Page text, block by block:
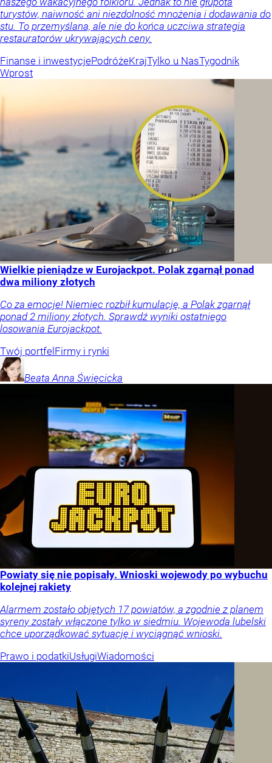
turystów, naiwność ani niezdolność mnożenia i dodawania do
stu. To przemyślana, ale nie do końca uczciwa strategia
restauratorów ukrywających ceny.
Finanse i inwestycjePodróżeKrajTylko u NasTygodnik
Wprost
Wielkie pieniądze w Eurojackpot. Polak zgarnął ponad
dwa miliony złotych
Co za emocje! Niemiec rozbił kumulację, a Polak zgarnął
ponad 2 miliony złotych. Sprawdź wyniki ostatniego
losowania Eurojackpot.
Twój portfel Firmy i rynki
Beata Anna Święcicka
Powiaty się nie popisały. Wnioski wojewody po wybuchu
kolejnej rakiety
Alarmem zostało objętych 17 powiatów, a zgodnie z planem
syreny zostały włączone tylko w siedmiu. Wojewoda lubelski
chce uporządkować sytuację i wyciągnąć wnioski.
Prawo i podatkiUsługiWiadomości